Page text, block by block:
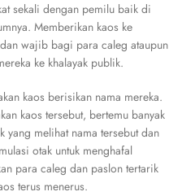
sekali dengan pemilu baik di
Memberikan kaos ke
wajib bagi para caleg ataupun
ke khalayak publik.
kaos berisikan nama mereka.
kaos tersebut, bertemu banyak
melihat nama tersebut dan
otak untuk menghafal
para caleg dan paslon tertarik
terus menerus.